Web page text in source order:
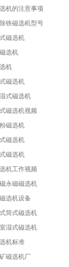
机的注意事项
铁磁选机型号
磁选机
选机
机
磁选机
式磁选机
磁选机视频
磁选机
磁选机
磁选机
机工作视频
永磁磁选机
选机设备
筒式磁选机
湿式磁选机
机标准
磁选机厂